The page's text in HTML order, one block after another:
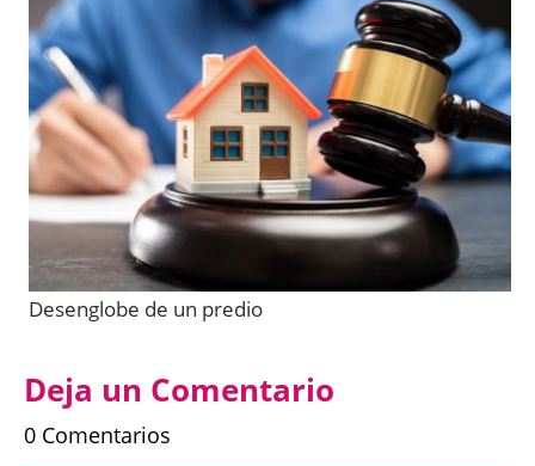
Desenglobe de un predio
Deja un Comentario
0 Comentarios